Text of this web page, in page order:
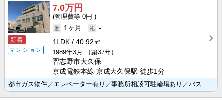
新着
マンション
7.0万円
0円
1ヶ月
-
1LDK
40.92㎡
1989年3月
（築37年）
習志野市大久保
京成電鉄本線 京成大久保駅 徒歩1分
都市ガス物件／エレベーター有り／事務所相談可駐輪場あり／バス・トイレ別で快適生活／洗面所には朝の準備･･･